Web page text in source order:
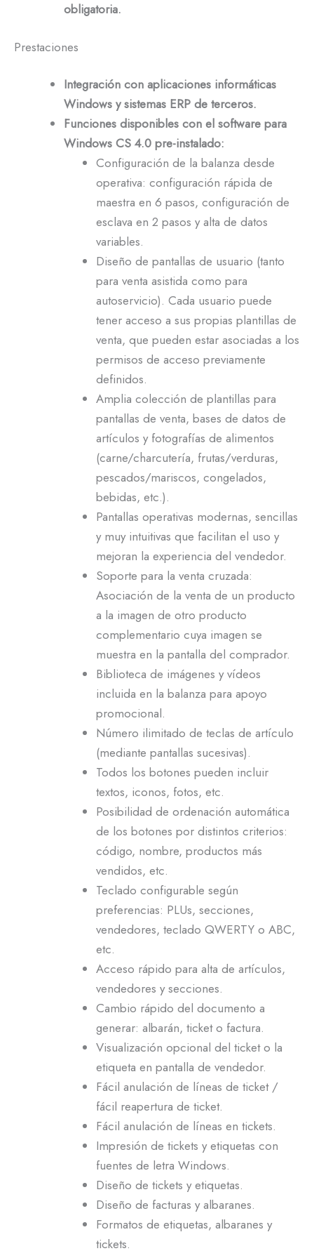
obligatoria.
Prestaciones
Integración con aplicaciones informáticas
Windows y sistemas ERP de terceros.
Funciones disponibles con el software para
Windows CS 4.0 pre-instalado:
Configuración de la balanza desde
operativa: configuración rápida de
maestra en 6 pasos, configuración de
esclava en 2 pasos y alta de datos
variables.
Diseño de pantallas de usuario (tanto
para venta asistida como para
autoservicio). Cada usuario puede
tener acceso a sus propias plantillas de
venta, que pueden estar asociadas a los
permisos de acceso previamente
definidos.
Amplia colección de plantillas para
pantallas de venta, bases de datos de
artículos y fotografías de alimentos
(carne/charcutería, frutas/verduras,
pescados/mariscos, congelados,
bebidas, etc.).
Pantallas operativas modernas, sencillas
y muy intuitivas que facilitan el uso y
mejoran la experiencia del vendedor.
Soporte para la venta cruzada:
Asociación de la venta de un producto
a la imagen de otro producto
complementario cuya imagen se
muestra en la pantalla del comprador.
Biblioteca de imágenes y vídeos
incluida en la balanza para apoyo
promocional.
Número ilimitado de teclas de artículo
(mediante pantallas sucesivas).
Todos los botones pueden incluir
textos, iconos, fotos, etc.
Posibilidad de ordenación automática
de los botones por distintos criterios:
código, nombre, productos más
vendidos, etc.
Teclado configurable según
preferencias: PLUs, secciones,
vendedores, teclado QWERTY o ABC,
etc.
Acceso rápido para alta de artículos,
vendedores y secciones.
Cambio rápido del documento a
generar: albarán, ticket o factura.
Visualización opcional del ticket o la
etiqueta en pantalla de vendedor.
Fácil anulación de líneas de ticket /
fácil reapertura de ticket.
Fácil anulación de líneas en tickets.
Impresión de tickets y etiquetas con
fuentes de letra Windows.
Diseño de tickets y etiquetas.
Diseño de facturas y albaranes.
Formatos de etiquetas, albaranes y
tickets.